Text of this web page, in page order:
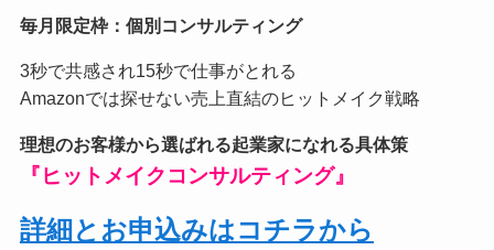
毎月限定枠：個別コンサルティング
3秒で共感され15秒で仕事がとれる
Amazonでは探せない売上直結のヒットメイク戦略
理想のお客様から選ばれる起業家になれる具体策
『ヒットメイクコンサルティング』
詳細とお申込みはコチラから